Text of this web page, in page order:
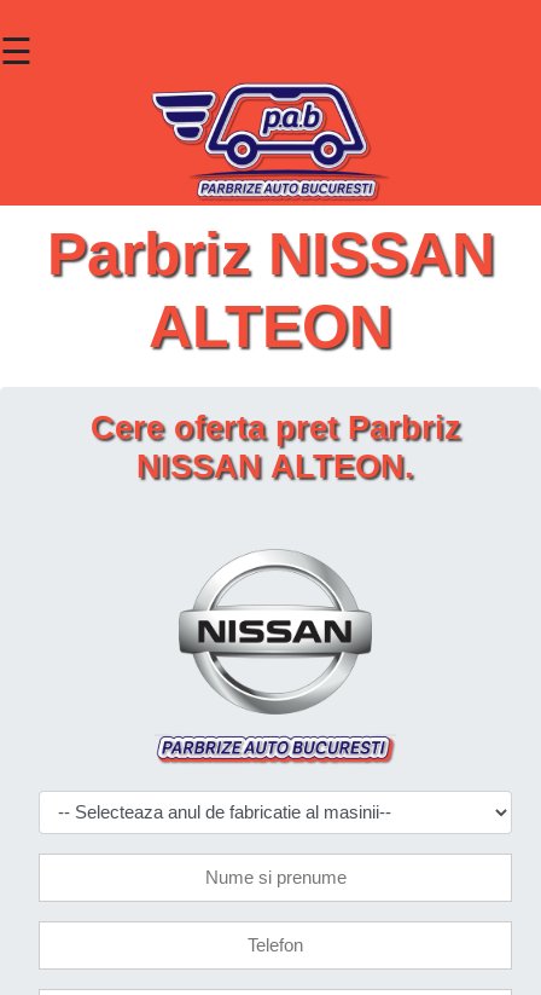
☰
Lunete
Geamuri
Contact
Parbriz NISSAN
ALTEON
Cere oferta pret Parbriz
NISSAN ALTEON.